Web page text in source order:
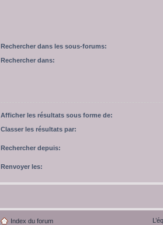
Rechercher dans les sous-forums:
Rechercher dans:
Afficher les résultats sous forme de:
Classer les résultats par:
Rechercher depuis:
Renvoyer les:
Index du forum